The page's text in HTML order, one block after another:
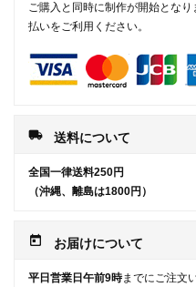
ご購入と同時に制作が開始となり
払いをご利用ください。
local_shipping 送料について
全国一律送料250円
（沖縄、離島は1800円）
today お届けについて
平日営業日午前9時までにご注文